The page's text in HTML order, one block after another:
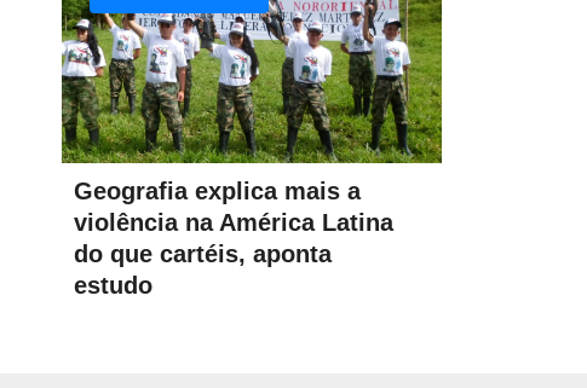
Geografia explica mais a
violência na América Latina
do que cartéis, aponta
estudo